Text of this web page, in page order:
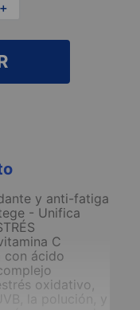
＋
y anti-fatiga
- Unifica
C
con ácido
oxidativo,
la polución, y